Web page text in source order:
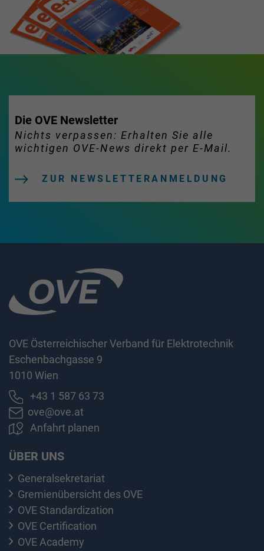
Die OVE Newsletter
Nichts verpassen: Erhalten Sie alle
wichtigen OVE-News direkt per E-Mail.
ZUR NEWSLETTERANMELDUNG
OVE Österreichischer Verband für Elektrotechnik
Eschenbachgasse 9
1010 Wien
+43 1 587 63 73
ove@ove.at
Anfahrt planen
ÜBER UNS
Generalsekretariat
Gremienübersicht des OVE
OVE Standardization
OVE Certification
OVE Academy